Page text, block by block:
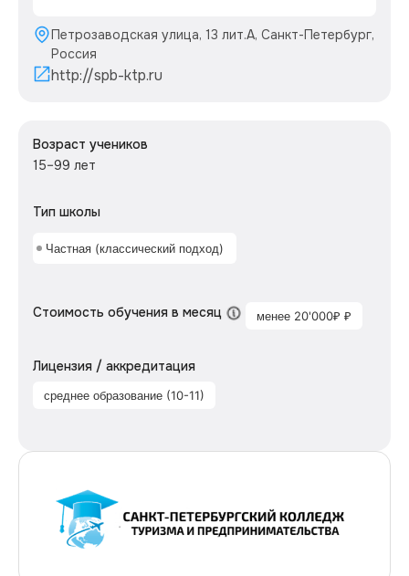
Петрозаводская улица, 13 лит.А, Санкт-Петербург,
Россия
http://spb-ktp.ru
Возраст учеников
15–99 лет
Тип школы
Частная (классический подход)
Стоимость обучения в месяц менее 20'000₽ ₽
Лицензия / аккредитация
среднее образование (10-11)